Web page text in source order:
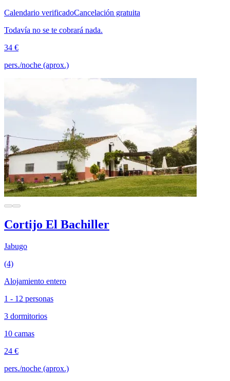
Calendario verificadoCancelación gratuita
Todavía no se te cobrará nada.
34 €
pers./noche (aprox.)
Cortijo El Bachiller
Jabugo
(4)
Alojamiento entero
1 - 12 personas
3 dormitorios
10 camas
24 €
pers./noche (aprox.)